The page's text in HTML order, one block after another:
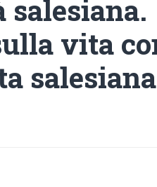
vita